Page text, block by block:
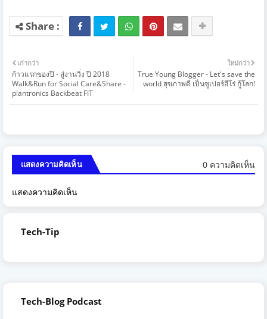
ใหม่กว่า
True Young Blogger - Let's save the
world สุขภาพดี เป็นซูเปอร์ฮีโร่ กู้โลก!
เก่ากว่า
ก้าวแรกของปี - สู่งานวิ่ง ปี 2018
Walk&Run for Social Care&Share -
plantronics Backbeat FIT
แสดงความคิดเห็น 0 ความคิดเห็น
แสดงความคิดเห็น
Tech-Tip
Tech-Blog Podcast